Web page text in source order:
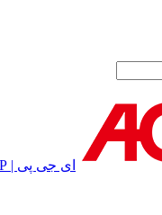
ای جی پی | AGP